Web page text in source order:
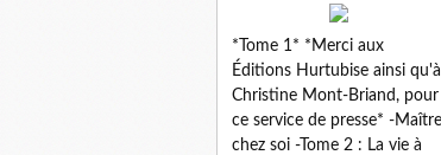
*Tome 1* *Merci aux
Éditions Hurtubise ainsi qu'à
Christine Mont-Briand, pour
ce service de presse* -Maître
chez soi -Tome 2 : La vie à